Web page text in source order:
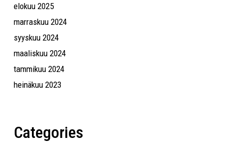
elokuu 2025
marraskuu 2024
syyskuu 2024
maaliskuu 2024
tammikuu 2024
heinäkuu 2023
Categories